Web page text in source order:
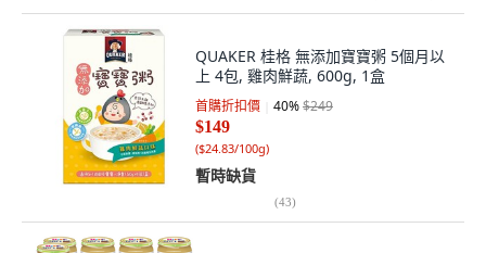
QUAKER 桂格 無添加寶寶粥 5個月以
上 4包, 雞肉鮮蔬, 600g, 1盒
首購折扣價 40%$249
$149
($24.83/100g)
暫時缺貨
(43)